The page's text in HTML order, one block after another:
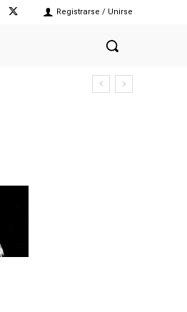
Registrarse / Unirse